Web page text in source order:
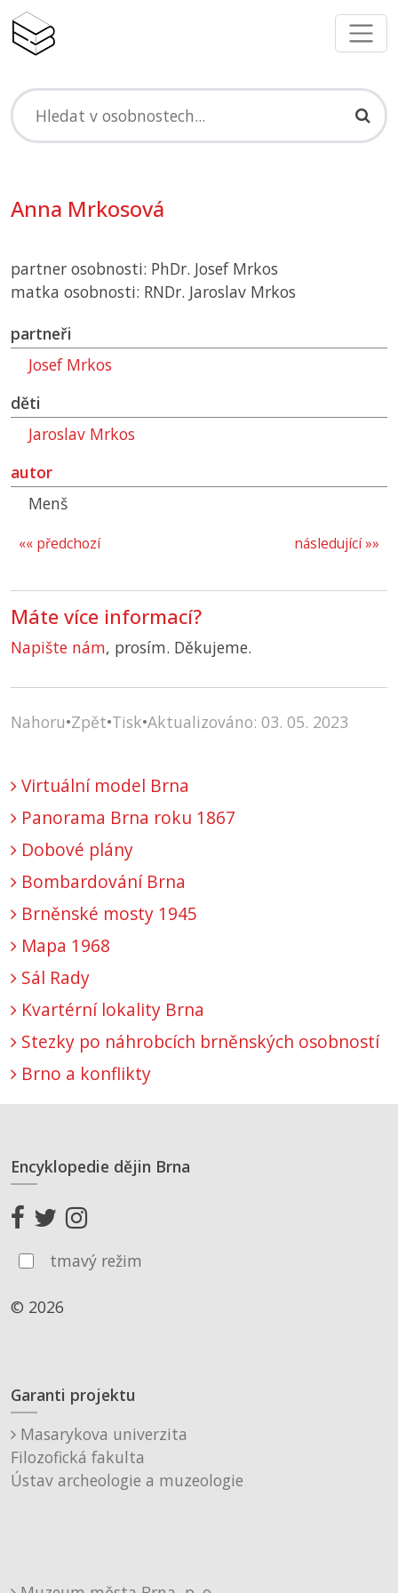
Anna Mrkosová
partner osobnosti: PhDr. Josef Mrkos
matka osobnosti: RNDr. Jaroslav Mrkos
partneři
Josef Mrkos
děti
Jaroslav Mrkos
autor
Menš
následující »»
«« předchozí
Máte více informací?
Napište nám, prosím. Děkujeme.
Nahoru•Zpět•Tisk•Aktualizováno: 03. 05. 2023
Virtuální model Brna
Panorama Brna roku 1867
Dobové plány
Bombardování Brna
Brněnské mosty 1945
Mapa 1968
Sál Rady
Kvartérní lokality Brna
Stezky po náhrobcích brněnských osobností
Brno a konflikty
Encyklopedie dějin Brna
tmavý režim
© 2026
Garanti projektu
Masarykova univerzita
Filozofická fakulta
Ústav archeologie a muzeologie